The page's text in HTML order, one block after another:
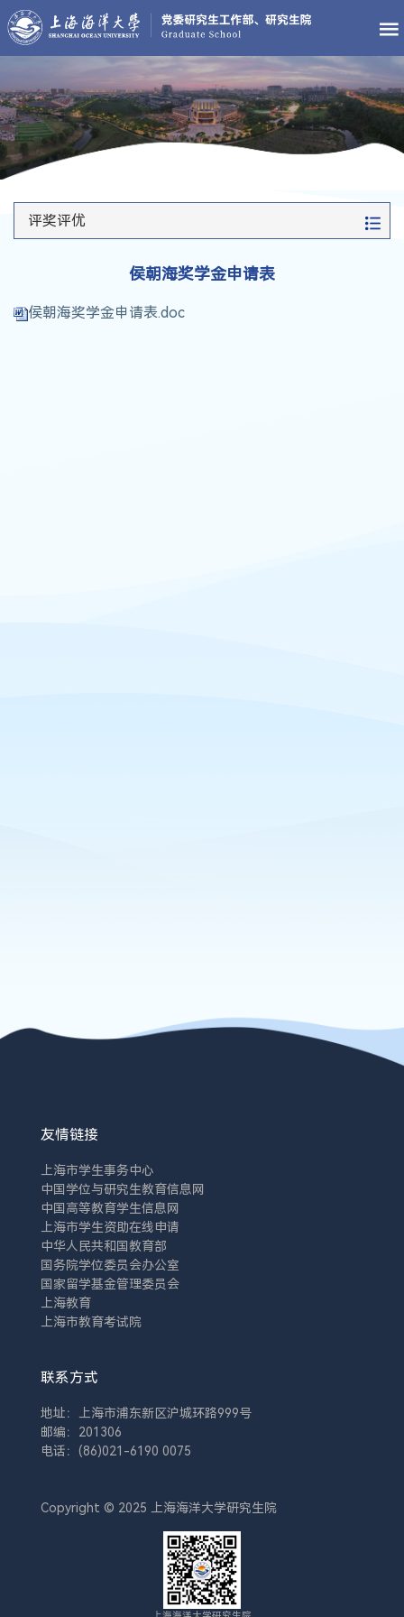
评奖评优
侯朝海奖学金申请表
侯朝海奖学金申请表.doc
友情链接
上海市学生事务中心
中国学位与研究生教育信息网
中国高等教育学生信息网
上海市学生资助在线申请
中华人民共和国教育部
国务院学位委员会办公室
国家留学基金管理委员会
上海教育
上海市教育考试院
联系方式
地址：上海市浦东新区沪城环路999号
邮编：201306
电话：(86)021-6190 0075
Copyright © 2025 上海海洋大学研究生院